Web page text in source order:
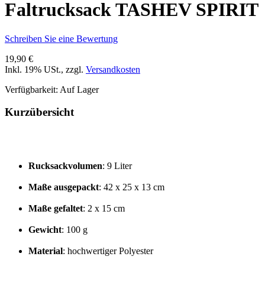
Faltrucksack TASHEV SPIRIT
Schreiben Sie eine Bewertung
19,90 €
Inkl. 19% USt., zzgl. Versandkosten
Verfügbarkeit: Auf Lager
Kurzübersicht
Rucksackvolumen: 9 Liter
Maße ausgepackt: 42 x 25 x 13 cm
Maße gefaltet: 2 x 15 cm
Gewicht: 100 g
Material: hochwertiger Polyester